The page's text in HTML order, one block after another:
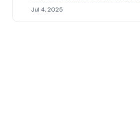
Jul 4, 2025